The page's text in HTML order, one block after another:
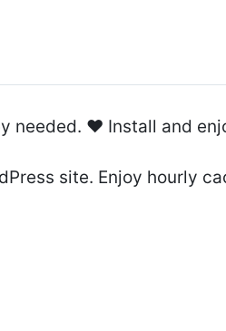
needed. ❤️ Install and
site. Enjoy hourly